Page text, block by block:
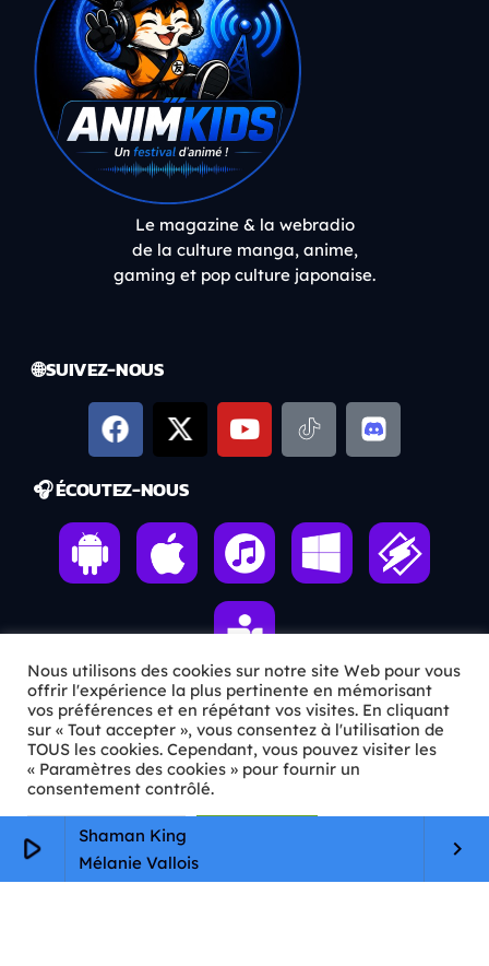
play_arrow
Shaman King
Mélanie Vallois
keyboard_arrow_right
Le magazine & la webradio
de la culture manga, anime,
gaming et pop culture japonaise.
🌐 SUIVEZ-NOUS
🎧 ÉCOUTEZ-NOUS
ℹ️ INFOS PRATIQUES
✉️Contact
🦊Qui sommes-nous ?
📄
Mentions légales
Nous utilisons des cookies sur notre site Web pour vous
offrir l'expérience la plus pertinente en mémorisant
vos préférences et en répétant vos visites. En cliquant
sur « Tout accepter », vous consentez à l'utilisation de
TOUS les cookies. Cependant, vous pouvez visiter les
« Paramètres des cookies » pour fournir un
consentement contrôlé.
Paramètres Cookie